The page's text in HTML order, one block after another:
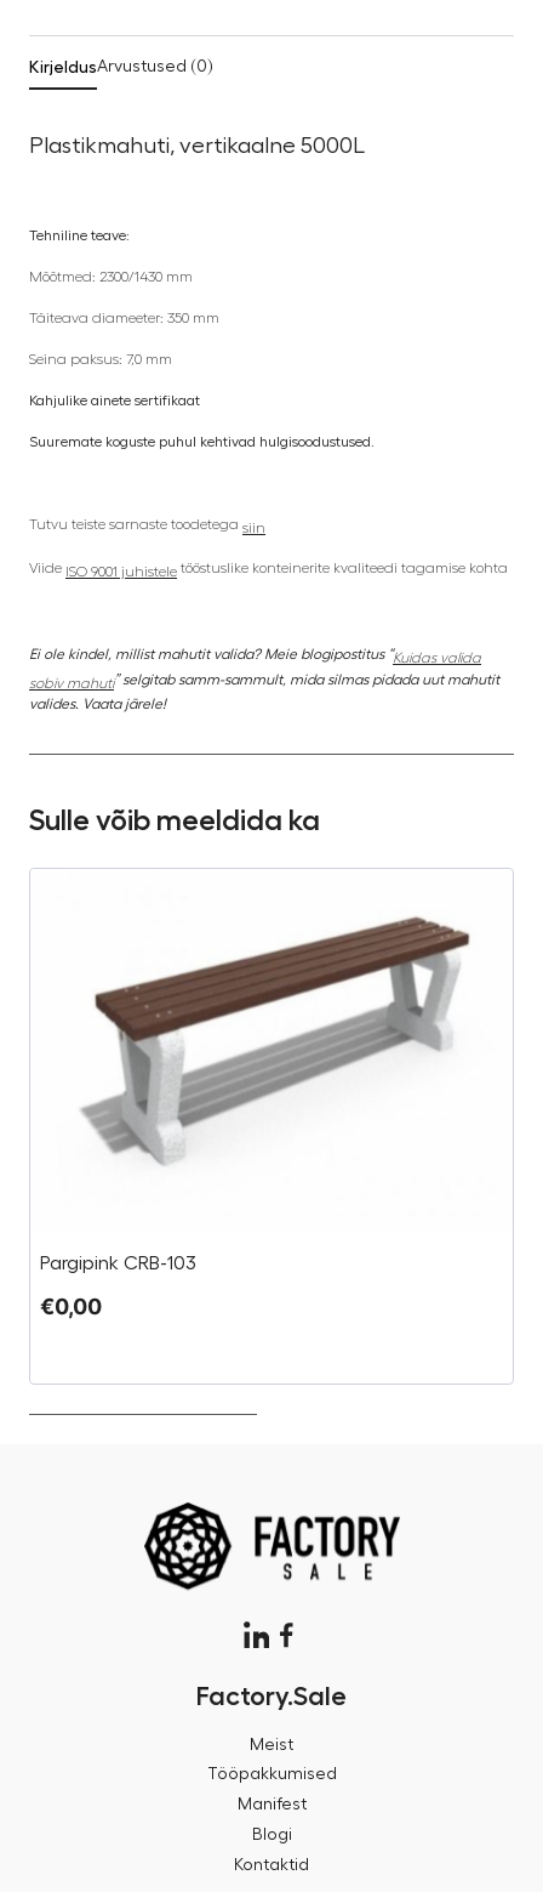
KirjeldusArvustused (0)
Plastikmahuti, vertikaalne 5000L
Tehniline teave:
Mõõtmed: 2300/1430 mm
Täiteava diameeter: 350 mm
Seina paksus: 7,0 mm
Kahjulike ainete sertifikaat
Suuremate koguste puhul kehtivad hulgisoodustused.
Tutvu teiste sarnaste toodetega siin
Viide ISO 9001 juhistele tööstuslike konteinerite kvaliteedi tagamise kohta
Ei ole kindel, millist mahutit valida? Meie blogipostitus “Kuidas valida
sobiv mahuti” selgitab samm-sammult, mida silmas pidada uut mahutit
valides. Vaata järele!
Sulle võib meeldida ka
Pargipink CRB-103
€0,00
Factory.Sale
Meist
Tööpakkumised
Manifest
Blogi
Kontaktid